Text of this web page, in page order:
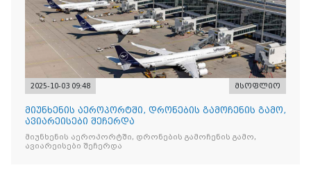
2025-10-03 09:48 მსოფლიო
მიუნხენის აეროპორტში, დრონების გამოჩენის გამო,
ავიარეისები შეჩერდა
მიუნხენის აეროპორტში, დრონების გამოჩენის გამო,
ავიარეისები შეჩერდა